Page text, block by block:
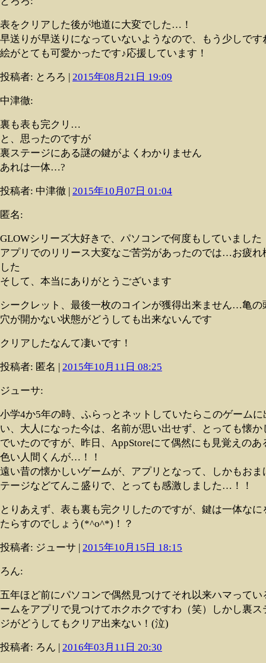
表をクリアした後が地道に大変でした…！
早送りが早送りになっていないようなので、もう少しです
絵がとても可愛かったです♪応援しています！
投稿者: とろろ | 2015年08月21日 19:09
中津徹:
裏も表も完クリ…
と、思ったのですが
裏ステージにある謎の鍵がよくわかりません
あれは一体…?
投稿者: 中津徹 | 2015年10月07日 01:04
匿名:
GLOWシリーズ大好きで、パソコンで何度もしていました
アプリでのリリース大変なご苦労があったのでは…お疲れ
した
そして、本当にありがとうございます
シークレット、最後一枚のコインが獲得出来ません…亀の
穴が開かない状態がどうしても出来ないんです
クリアしたなんて凄いです！
投稿者: 匿名 | 2015年10月11日 08:25
ジューサ:
小学4か5年の時、ふらっとネットしていたらこのゲームに
い、大人になった今は、名前が思い出せず、とっても懐か
でいたのですが、昨日、AppStoreにて偶然にも見覚えのあ
色い人間くんが…！！
遠い昔の懐かしいゲームが、アプリとなって、しかもおま
テージなどてんこ盛りで、とっても感激しました…！！
とりあえず、表も裏も完クリしたのですが、鍵は一体なに
たらすのでしょう(*^o^*)！？
投稿者: ジューサ | 2015年10月15日 18:15
ろん:
五年ほど前にパソコンで偶然見つけてそれ以来ハマってい
ームをアプリで見つけてホクホクですわ（笑）しかし裏ス
ジがどうしてもクリア出来ない！(泣)
投稿者: ろん | 2016年03月11日 20:30